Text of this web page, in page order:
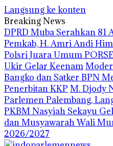
Langsung ke konten
Breaking News
DPRD Muba Serahkan 81
Pemkab, H. Amri Andi
Polsri Juara Umum
Ukir Gelar Keenam
Bangko dan Satker BPN
Penerbitan KKP M. Djody
Parlemen Palembang,
PKBM Nasyiah Sekayu
dan Musyawarah Wali
2026/2027